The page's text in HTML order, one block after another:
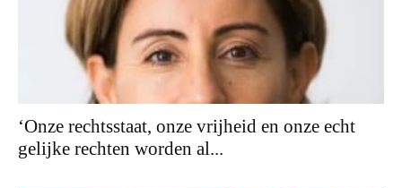
‘Onze rechtsstaat, onze vrijheid en onze echt
gelijke rechten worden al...